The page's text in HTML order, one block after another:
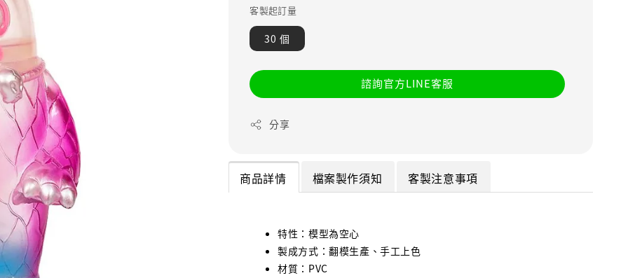
客製起訂量
30 個
諮詢官方LINE客服
分享
商品詳情 檔案製作須知 客製注意事項
特性：模型為空心
製成方式：翻模生產、手工上色
材質：PVC